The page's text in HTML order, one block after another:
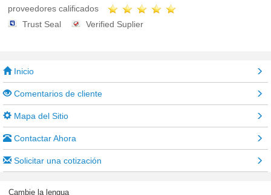
proveedores calificados
Trust Seal
Verified Suplier
Inicio
Comentarios de cliente
Mapa del Sitio
Contactar Ahora
Solicitar una cotización
Cambie la lengua